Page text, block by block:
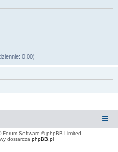
0.00)
Forum Software © phpBB Limited
dostarcza phpBB.pl